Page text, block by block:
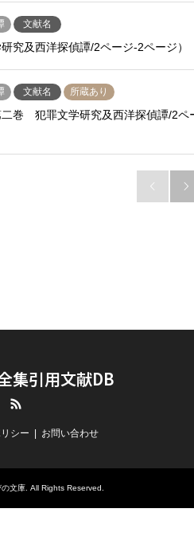
文献名
究及西洋探偵譚/2ページ-2ページ）
文献名 所蔵あり
二巻 犯罪文学研究及西洋探偵譚/2ペ
 
集引用文献DB
シー お問い合わせ
文庫. All Rights Reserved.